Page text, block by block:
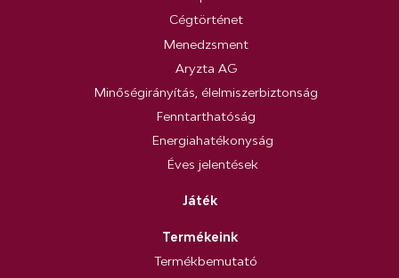
Cégtörténet
Menedzsment
Aryzta AG
Minőségirányítás, élelmiszerbiztonság
Fenntarthatóság
Energiahatékonyság
Éves jelentések
Játék
Termékeink
Termékbemutató